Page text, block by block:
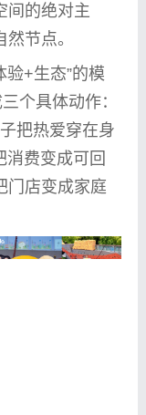
间的绝对主
节点。
验+生态”的模
个具体动作：
把热爱穿在身
消费变成可回
门店变成家庭